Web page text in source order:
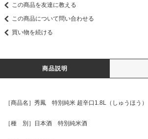
この商品を友達に教える
この商品について問い合わせる
買い物を続ける
商品説明
［商品名］秀鳳 特別純米 超辛口1.8L（しゅうほう）
［種 別］日本酒 特別純米酒